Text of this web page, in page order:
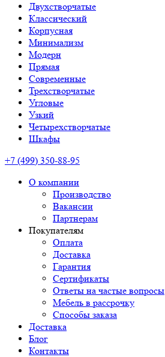
Двухстворчатые
Классический
Корпусная
Минимализм
Модерн
Прямая
Современные
Трехстворчатые
Угловые
Узкий
Четырехстворчатые
Шкафы
+7 (499) 350-88-95
О компании
Производство
Вакансии
Партнерам
Покупателям
Оплата
Доставка
Гарантия
Сертификаты
Ответы на частые вопросы
Мебель в рассрочку
Способы заказа
Доставка
Блог
Контакты